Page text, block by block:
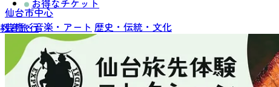
お得なチケット
教育旅行
仙台市中心
芸術・音楽・アート 歴史・伝統・文化